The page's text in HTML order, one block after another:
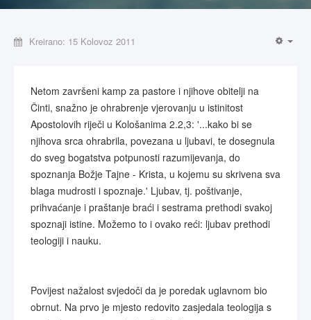
Kreirano: 15 Kolovoz 2011
Netom završeni kamp za pastore i njihove obitelji na
Činti, snažno je ohrabrenje vjerovanju u istinitost
Apostolovih riječi u Kološanima 2.2,3: '...kako bi se
njihova srca ohrabrila, povezana u ljubavi, te dosegnula
do sveg bogatstva potpunosti razumijevanja, do
spoznanja Božje Tajne - Krista, u kojemu su skrivena sva
blaga mudrosti i spoznaje.' Ljubav, tj. poštivanje,
prihvaćanje i praštanje braći i sestrama prethodi svakoj
spoznaji istine. Možemo to i ovako reći: ljubav prethodi
teologiji i nauku.
Povijest nažalost svjedoči da je poredak uglavnom bio
obrnut. Na prvo je mjesto redovito zasjedala teologija s